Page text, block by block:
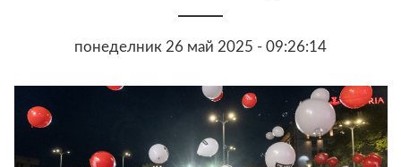
понеделник 26 май 2025 - 09:26:14